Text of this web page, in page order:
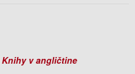
Knihy v angličtine